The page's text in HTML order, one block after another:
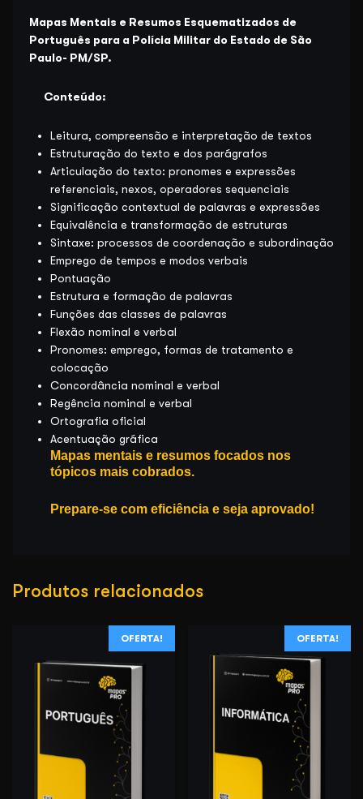
Mapas Mentais e Resumos Esquematizados de
Português para a Polícia Militar do Estado de São
Paulo- PM/SP.
Conteúdo:
Leitura, compreensão e interpretação de textos
Estruturação do texto e dos parágrafos
Articulação do texto: pronomes e expressões
referenciais, nexos, operadores sequenciais
Significação contextual de palavras e expressões
Equivalência e transformação de estruturas
Sintaxe: processos de coordenação e subordinação
Emprego de tempos e modos verbais
Pontuação
Estrutura e formação de palavras
Funções das classes de palavras
Flexão nominal e verbal
Pronomes: emprego, formas de tratamento e
colocação
Concordância nominal e verbal
Regência nominal e verbal
Ortografia oficial
Acentuação gráfica
Mapas mentais e resumos focados nos
tópicos mais cobrados.
Prepare-se com eficiência e seja aprovado!
Produtos relacionados
OFERTA! OFERTA!